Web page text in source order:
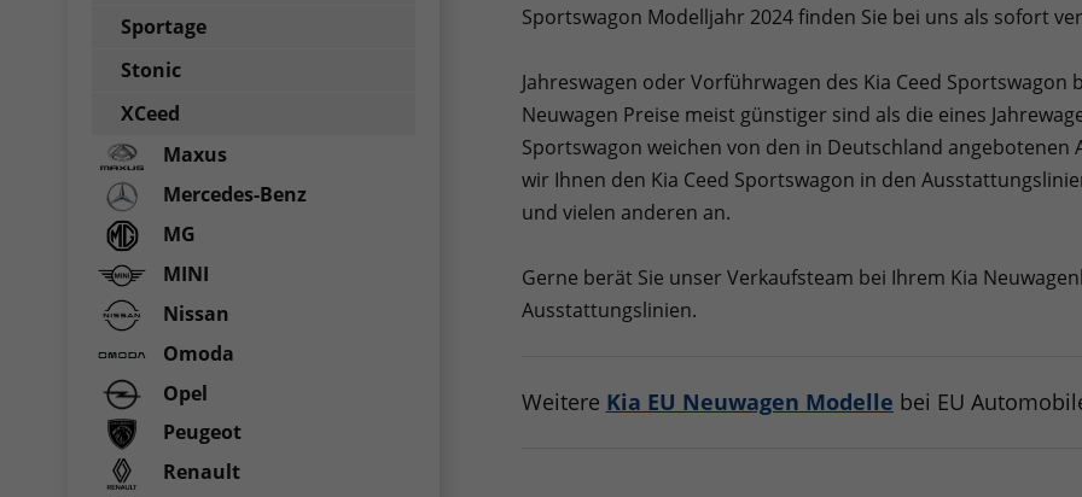
Sportswagon Modelljahr 2024 finden Sie bei uns als sofort
Jahreswagen oder Vorführwagen des Kia Ceed
Neuwagen Preise meist günstiger sind als die eines
Sportswagon weichen von den in Deutschland
wir Ihnen den Kia Ceed Sportswagon in den
und vielen anderen an.
Gerne berät Sie unser Verkaufsteam bei Ihrem Kia
Ausstattungslinien.
Weitere Kia EU Neuwagen Modelle bei EU
Sportage
Stonic
XCeed
Maxus
Mercedes-Benz
MG
MINI
Nissan
Omoda
Opel
Peugeot
Renault